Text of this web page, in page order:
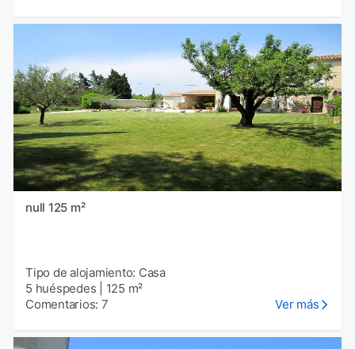
null 125 m²
Tipo de alojamiento: Casa
5 huéspedes
125 m²
Comentarios: 7
Ver más